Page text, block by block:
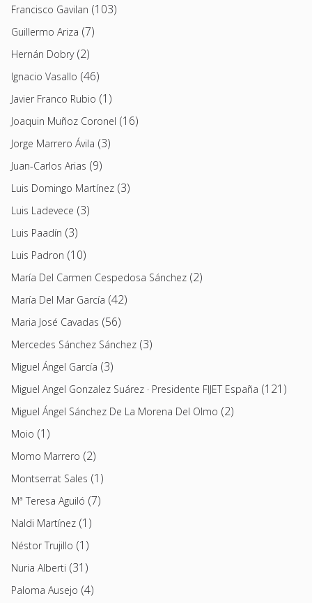
Francisco Gavilan (103)
Guillermo Ariza (7)
Hernán Dobry(2)
Ignacio Vasallo (46)
Javier Franco Rubio (1)
Joaquin Muñoz Coronel (16)
Jorge Marrero Ávila (3)
Juan-Carlos Arias (9)
Luis Domingo Martínez (3)
Luis Ladevece (3)
Luis Paadín (3)
Luis Padron (10)
María Del Carmen Cespedosa Sánchez (2)
María Del Mar García (42)
Maria José Cavadas (56)
Mercedes Sánchez Sánchez (3)
Miguel Ángel García (3)
Miguel Angel Gonzalez Suárez · Presidente FIJET España (121)
Miguel Ángel Sánchez De La Morena Del Olmo (2)
Moio (1)
Momo Marrero (2)
Montserrat Sales (1)
Mª Teresa Aguiló (7)
Naldi Martínez (1)
Néstor Trujillo (1)
Nuria Alberti (31)
Paloma Ausejo (4)